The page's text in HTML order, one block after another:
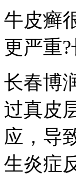
牛皮癣
更严重
长春博
过真皮
应，导
生炎症